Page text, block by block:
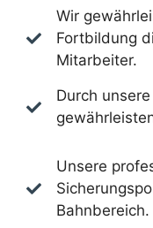
Wir
Fortbildung
Mitarbeiter.
Durch
Unsere
Bahnbereich.